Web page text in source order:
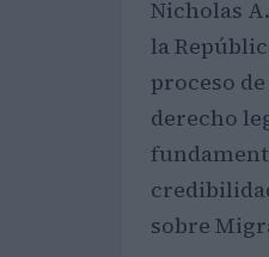
Nicholas
la
proceso
derecho
sobre